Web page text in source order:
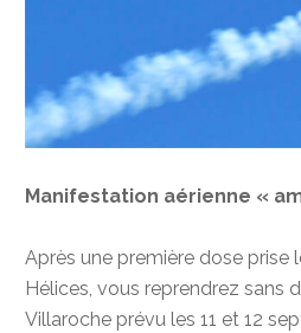
Manifestation aérienne «
Après une première dose prise
Hélices, vous reprendrez sans
Villaroche prévu les 11 et 12